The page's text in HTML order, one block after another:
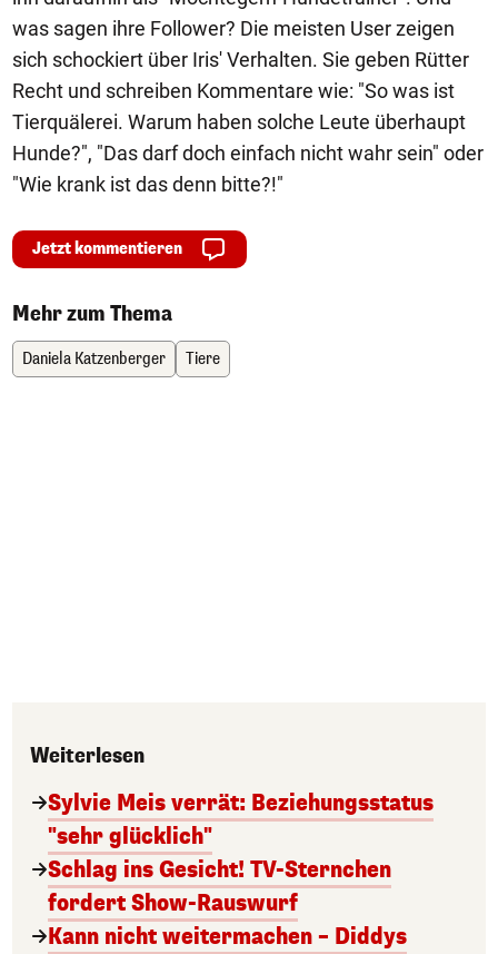
was sagen ihre Follower? Die meisten User zeigen
sich schockiert über Iris' Verhalten. Sie geben Rütter
Recht und schreiben Kommentare wie: "So was ist
Tierquälerei. Warum haben solche Leute überhaupt
Hunde?", "Das darf doch einfach nicht wahr sein" oder
"Wie krank ist das denn bitte?!"
Jetzt kommentieren
Mehr zum Thema
Daniela Katzenberger Tiere
Weiterlesen
Sylvie Meis verrät: Beziehungsstatus
"sehr glücklich"
Schlag ins Gesicht! TV-Sternchen
fordert Show-Rauswurf
Kann nicht weitermachen – Diddys